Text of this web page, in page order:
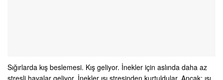
Sığırlarda kış beslemesi. Kış geliyor. İnekler için aslında daha az
stresli havalar geliyor. İnekler ısı stresinden kurtuldular. Ancak; ısı